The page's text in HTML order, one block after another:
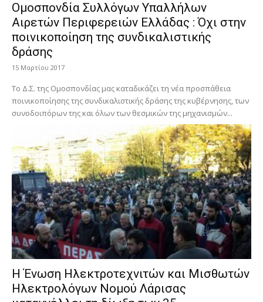
Ομοσπονδία Συλλόγων Υπαλλήλων
Αιρετών Περιφερειών Ελλάδας : Όχι στην
ποινικοποίηση της συνδικαλιστικής
δράσης
15 Μαρτίου 2017
Το Δ.Σ. της Ομοσπονδίας μας καταδικάζει τη νέα προσπάθεια
ποινικοποίησης της συνδικαλιστικής δράσης της κυβέρνησης, των
συνοδοιπόρων της και όλων των θεσμικών της μηχανισμών...
Η Ένωση Ηλεκτροτεχνιτών και Μισθωτών
Ηλεκτρολόγων Νομού Λάρισας